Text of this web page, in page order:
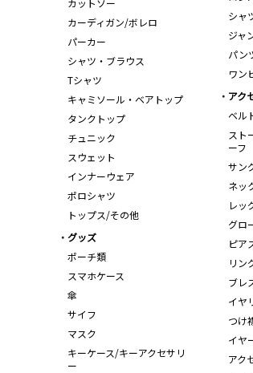
カットソー
カーディガン/ボレロ
パーカー
シャツ・ブラウス
Tシャツ
キャミソール・ベアトップ
タンクトップ
チュニック
スウェット
インナーウェア
ポロシャツ
トップス/その他
シャ
ジャ
パン
ワン
アク
ベル
スト
ーフ
サン
ネッ
レッ
グロ
ピア
リン
ブレ
イヤ
つけ
イヤ
アク
グッズ
ポーチ類
スマホケース
傘
サイフ
マスク
キーケース/キーアクセサリ
ー